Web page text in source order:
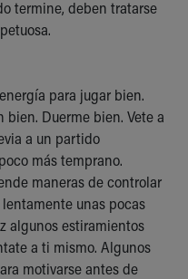
termine, deben tratarse
para jugar bien.
Duerme bien. Vete a
a un partido
más temprano.
maneras de controlar
unas pocas
algunos estiramientos
a ti mismo. Algunos
motivarse antes de